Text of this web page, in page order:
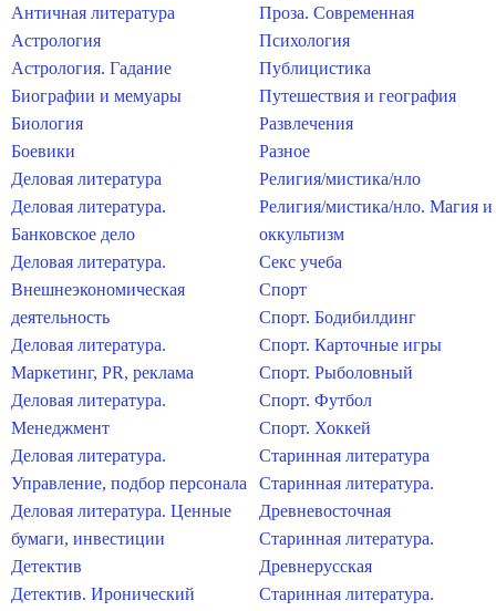
Античная литература
Астрология
Астрология. Гадание
Биографии и мемуары
Биология
Боевики
Деловая литература
Деловая литература.
Банковское дело
Деловая литература.
Внешнеэкономическая
деятельность
Деловая литература.
Маркетинг, PR, реклама
Деловая литература.
Менеджмент
Деловая литература.
Управление, подбор персонала
Деловая литература. Ценные
бумаги, инвестиции
Детектив
Детектив. Иронический
Проза. Современная
Психология
Публицистика
Путешествия и география
Развлечения
Разное
Религия/мистика/нло
Религия/мистика/нло. Магия и
оккультизм
Секс учеба
Спорт
Спорт. Бодибилдинг
Спорт. Карточные игры
Спорт. Рыболовный
Спорт. Футбол
Спорт. Хоккей
Старинная литература
Старинная литература.
Древневосточная
Старинная литература.
Древнерусская
Старинная литература.